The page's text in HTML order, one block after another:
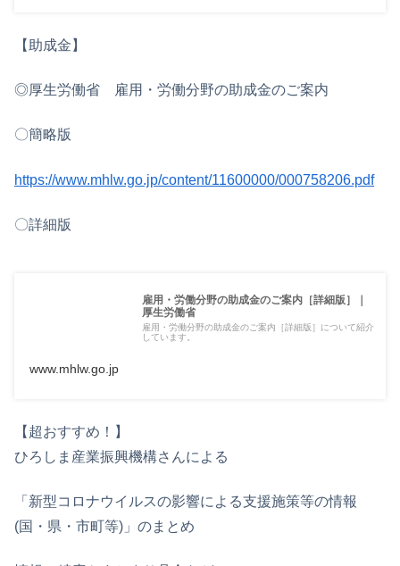
【助成金】
◎厚生労働省 雇用・労働分野の助成金のご案内
〇簡略版
https://www.mhlw.go.jp/content/11600000/000758206.pdf
〇詳細版
雇用・労働分野の助成金のご案内［詳細版］｜
厚生労働省
雇用・労働分野の助成金のご案内［詳細版］について紹介
しています。
www.mhlw.go.jp
【超おすすめ！】
ひろしま産業振興機構さんによる
「新型コロナウイルスの影響による支援施策等の情報
(国・県・市町等)」のまとめ